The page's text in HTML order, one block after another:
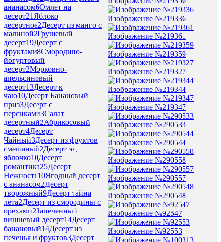
ананасом6Омлет на
десерт21 Яблоко
десертное2Десерт из манго с
малиной2Грушевый
десерт19Десерт с
фруктами8Смородино-
йогуртовый
десерт2Морковно-
апельсиновый
десерт13Десерт к
чаю10Десерт Банановый
приз3Десерт с
персиками3Салат
десертный2Абрикосовый
десерт4Десерт
Чайный3Десерт из фруктов
смешаный2Десерт эх,
яблочко10Десерт
романтика25Десерт
Нежность10Ягодный десерт
с ананасом2Десерт
творожный9Десерт тайна
лета2Десерт из смородины с
орехами2Запеченный
вишневый десерт14Десерт
банановый14Десерт из
печенья и фруктов3Десерт
Изображение №219336
Изображение №219361
Изображение №219359
Изображение №219327
Изображение №219344
Изображение №219347
Изображение №290533
Изображение №290544
Изображение №290558
Изображение №290557
Изображение №290548
Изображение №92547
Изображение №92553